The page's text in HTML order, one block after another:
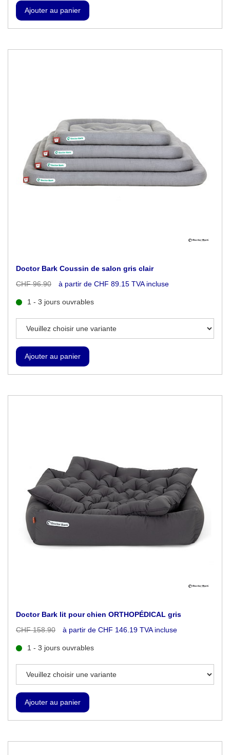
Doctor Bark Coussin de salon gris clair
CHF 96.90
à partir de CHF 89.15 TVA incluse
1 - 3 jours ouvrables
Doctor Bark lit pour chien ORTHOPÉDICAL gris
CHF 158.90
à partir de CHF 146.19 TVA incluse
1 - 3 jours ouvrables